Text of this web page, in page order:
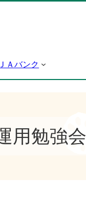
ＪＡバンク
用勉強会